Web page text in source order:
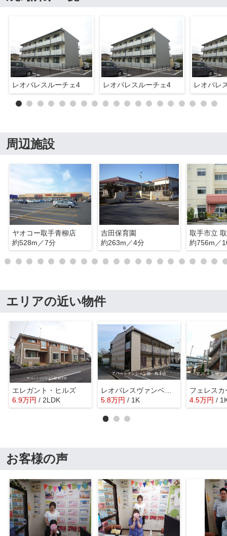
レオパレスルーチェ4 レオパレスルーチェ4 レオパレ
周辺施設
ヤオコー取手青柳店
約528m／7分
吉田保育園
約263m／4分
取手市立
約756m／
エリアの近い物件
エレガント・ヒルズ
6.9万円 / 2LDK
レオパレスヴァンベール
5.8万円 / 1K
フェレス
4.5万円 /
お客様の声